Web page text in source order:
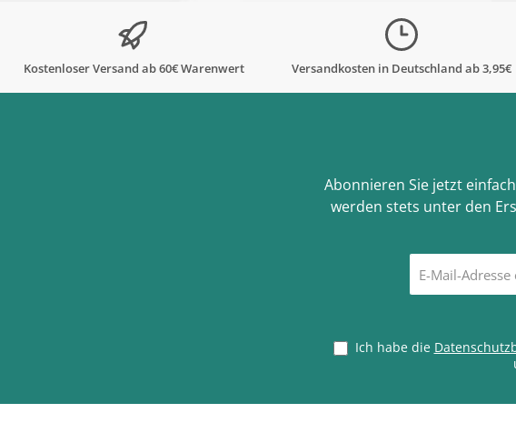
Kostenloser Versand ab 60€ Warenwert Versandkosten in Deutschland ab 3,95€
Abonnieren Sie jetzt
werden stets unter den
Mail-
Adresse
Ich habe die